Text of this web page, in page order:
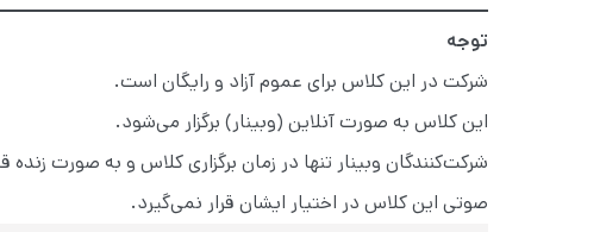
توجه
شرکت در این کلاس برای عموم آزاد و رایگان است.
این کلاس به صورت آنلاین (وبینار) برگزار می‌شود.
شرکت‌کنندگان وبینار تنها در زمان برگزاری کلاس و به صورت
صوتی این کلاس در اختیار ایشان قرار نمی‌گیرد.